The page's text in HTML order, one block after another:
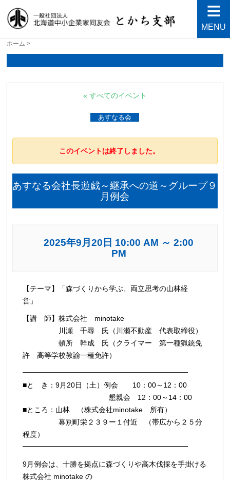
北海道中小企業家同友会と
かち支部
良い会社、良い経営者、よい経営環境づくりを目指し
MENU
ホーム >
« すべてのイベント
あすなる会
このイベントは終了しました。
あすなる会社長遊戯～継承への道～グループ９
月例会
2025年9月20日 10:00 AM ～2:00
PM
イ
ベ
ン
ト
ビ
ー
シ
ョ
【テーマ】「森づくりから学ぶ、両立思考の山林経
営」
【講 師】株式会社 minotake
川瀬 千尋 氏（川瀬不動産 代表取締役）
頓所 幹成 氏（クライマー 第一種猟銃免
許 高等学校教諭一種免許）
━━━━━━━━━━━━━━━━━━━━━━━
■と き：9月20日（土）例会 10：00～12：00
懇親会 12：00～14：00
■ところ：山林 （株式会社minotake 所有）
幕別町栄２３９ー１付近 （帯広から２５分
程度）
━━━━━━━━━━━━━━━━━━━━━━━
9月例会は、十勝を拠点に森づくりや高木伐採を手掛ける
株式会社 minotake の